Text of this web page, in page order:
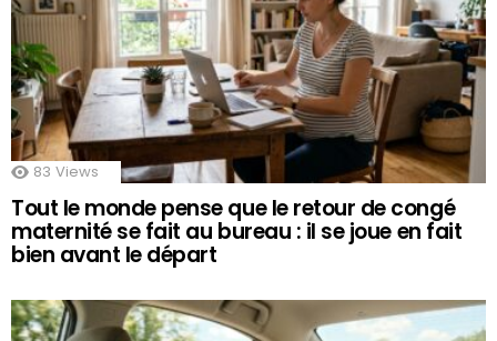
83 Views
Tout le monde pense que le retour de congé
maternité se fait au bureau : il se joue en fait
bien avant le départ